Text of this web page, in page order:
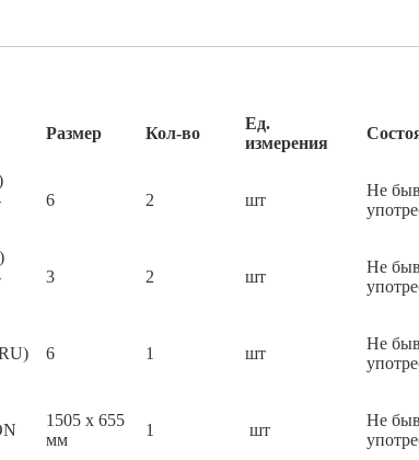
Размер Кол-во
Ед.
измерения
6 2 шт
Не
3 2 шт
Не
6 1 шт
Не
1505 х 655
мм
1 шт
Не